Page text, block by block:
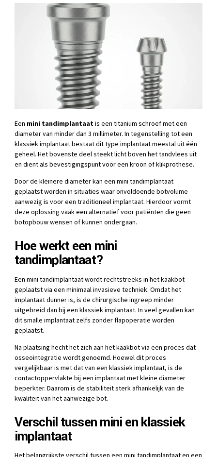
Een mini tandimplantaatis een titanium schroef met een
diameter van minder dan 3 millimeter. In tegenstelling tot een
klassiek implantaat bestaat dit type implantaat meestal uit één
geheel. Het bovenste deel steekt licht boven het tandvlees uit
en dient als bevestigingspunt voor een kroon of klikprothese.
Door de kleinere diameter kan een mini tandimplantaat
geplaatst worden in situaties waar onvoldoende botvolume
aanwezig is voor een traditioneel implantaat. Hierdoor vormt
deze oplossing vaak een alternatief voor patiënten die geen
botopbouw wensen of kunnen ondergaan.
Hoe werkt een mini
tandimplantaat?
Een mini tandimplantaat wordt rechtstreeks in het kaakbot
geplaatst via een minimaal invasieve techniek. Omdat het
implantaat dunner is, is de chirurgische ingreep minder
uitgebreid dan bij een klassiek implantaat. In veel gevallen kan
dit smalle implantaat zelfs zonder flapoperatie worden
geplaatst.
Na plaatsing hecht het zich aan het kaakbot via een proces dat
osseointegratie wordt genoemd. Hoewel dit proces
vergelijkbaar is met dat van een klassiek implantaat, is de
contactoppervlakte bij een implantaat met kleine diameter
beperkter. Daarom is de stabiliteit sterk afhankelijk van de
kwaliteit van het aanwezige bot.
Verschil tussen mini en klassiek
implantaat